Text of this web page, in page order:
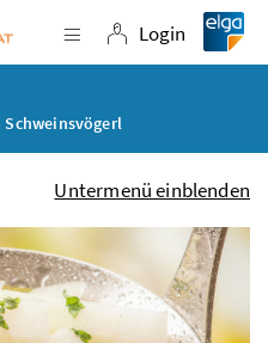
Navigation
Login
Login
Untermenü einblenden